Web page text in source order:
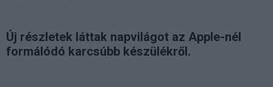
Új részletek láttak napvilágot az Apple-nél
formálódó karcsúbb készülékről.